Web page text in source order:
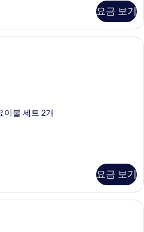
요금 보기
디럭스룸, 금연, 욕조 | 객실 내 금고,
이불 세트 2개
요금 보기
컴포트룸, 금연, 욕조 | 객실에서 보이는